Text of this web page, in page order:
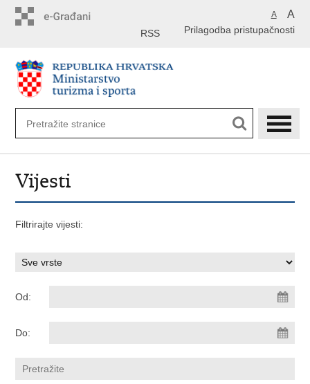
A A
Prilagodba pristupačnosti
RSS
Vijesti
Filtrirajte vijesti:
Od:
Do: